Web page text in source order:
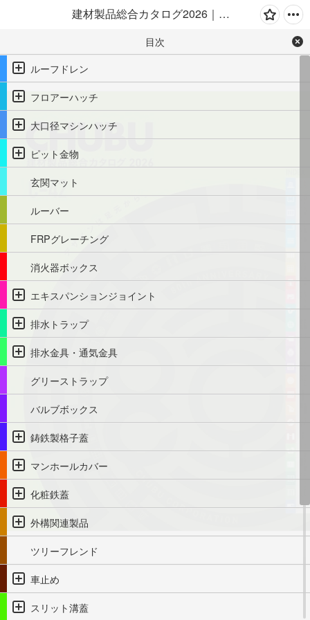
建材製品総合カタログ2026｜株式会社中部コーポレーション
目次
ルーフドレン
フロアーハッチ
大口径マシンハッチ
ピット金物
玄関マット
ルーバー
FRPグレーチング
消火器ボックス
エキスパンションジョイント
排水トラップ
排水金具・通気金具
グリーストラップ
バルブボックス
鋳鉄製格子蓋
マンホールカバー
化粧鉄蓋
外構関連製品
ツリーフレンド
車止め
スリット溝蓋